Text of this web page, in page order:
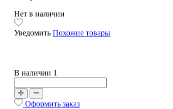
Нет в наличии
Уведомить Похожие товары
В наличии 1
Оформить заказ